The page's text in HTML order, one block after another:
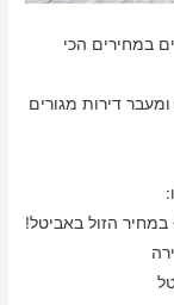
במחירים הכי
דירות מגורים
הזול באביטל!